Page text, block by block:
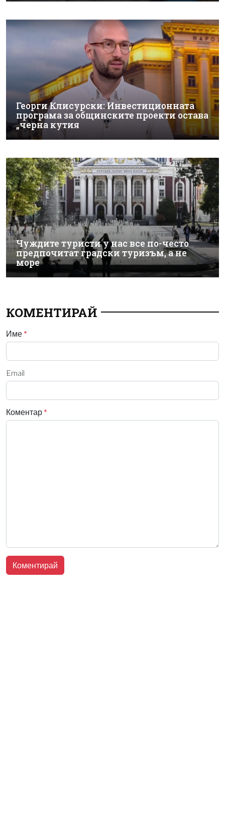
Георги Клисурски: Инвестиционната
програма за общинските проекти остава
„черна кутия
Чуждите туристи у нас все по-често
предпочитат градски туризъм, а не
море
КОМЕНТИРАЙ
Име *
Email
Коментар *